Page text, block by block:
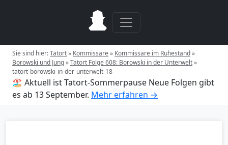
Sie sind hier:Tatort» Kommissare» Kommissare im Ruhestand»
Borowski und Jung»Tatort Folge 608: Borowski in der Unterwelt»
tatort-borowski-in-der-unterwelt-18
🏖️ Aktuell ist Tatort-Sommerpause Neue Folgen gibt
es ab 13 September. Mehr erfahren →